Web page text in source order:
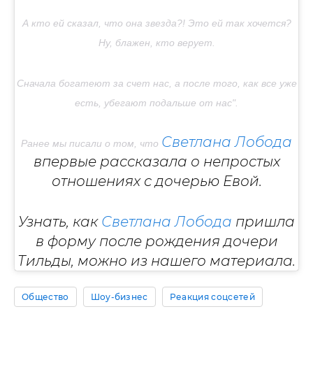
А кто ей сказал, что она звезда?! Это ей так хочется?
Ну, блажен, кто верует.
Сначала богатеют за счет нас, а после того, как все уже
есть, убегают подальше от нас".
Ранее мы писали о том, что Светлана Лобода
впервые рассказала о непростых
отношениях с дочерью Евой.
Узнать, как Светлана Лобода пришла
в форму после рождения дочери
Тильды, можно из нашего материала.
Общество Шоу-бизнес Реакция соцсетей